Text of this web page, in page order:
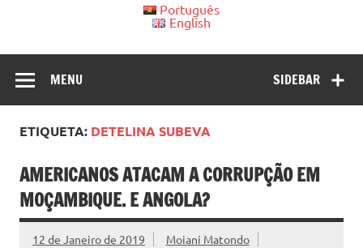
Português
English
SIDEBAR
MENU
ETIQUETA: DETELINA SUBEVA
AMERICANOS ATACAM A CORRUPÇÃO EM
MOÇAMBIQUE. E ANGOLA?
12 de Janeiro de 2019 Moiani Matondo